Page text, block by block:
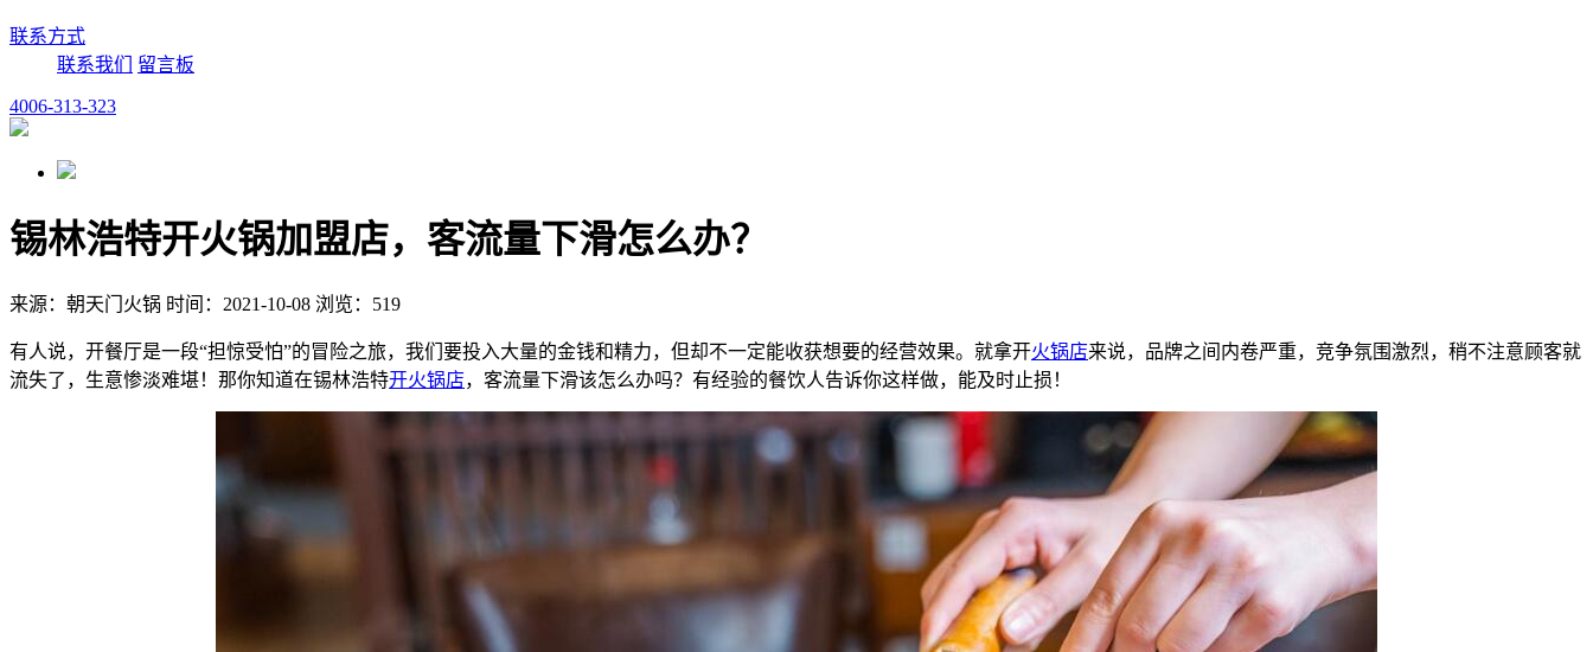
联系方式
联系我们
留言板
4006-313-323
锡林浩特开火锅加盟店，客流量下滑怎么办？
来源：朝天门火锅 时间：2021-10-08 浏览：519
有人说，开餐厅是一段“担惊受怕”的冒险之旅，我们要投入大量的金钱和精力，但却不一定能收获想要的经营效果。就拿开火锅店来说，品牌之间内卷严重，竞争氛围激烈，稍不注意顾客就
流失了，生意惨淡难堪！那你知道在锡林浩特开火锅店，客流量下滑该怎么办吗？有经验的餐饮人告诉你这样做，能及时止损！